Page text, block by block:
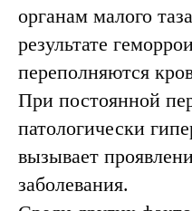
органам малого
результате
переполняются
При постоянной
патологически
вызывает
заболевания.
Диагностика
геморроя